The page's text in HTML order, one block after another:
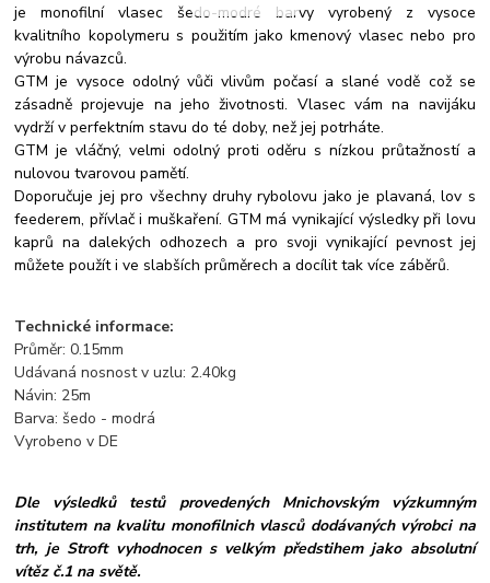
je monofilní vlasec šedo-modré barvy vyrobený z vysoce
kvalitního kopolymeru s použitím jako kmenový vlasec nebo pro
výrobu návazců.
GTM je vysoce odolný vůči vlivům počasí a slané vodě což se
zásadně projevuje na jeho životnosti. Vlasec vám na navijáku
vydrží v perfektním stavu do té doby, než jej potrháte.
GTM je vláčný, velmi odolný proti oděru s nízkou průtažností a
nulovou tvarovou pamětí.
Doporučuje jej pro všechny druhy rybolovu jako je plavaná, lov s
feederem, přívlač i muškaření. GTM má vynikající výsledky při lovu
kaprů na dalekých odhozech a pro svoji vynikající pevnost jej
můžete použít i ve slabších průměrech a docílit tak více záběrů.
Technické informace:
Průměr: 0.15mm
Udávaná nosnost v uzlu: 2.40kg
Návin: 25m
Barva: šedo - modrá
Vyrobeno v DE
Dle výsledků testů provedených Mnichovským výzkumným
institutem na kvalitu monofilnich vlasců dodávaných výrobci na
trh, je Stroft vyhodnocen s velkým předstihem jako absolutní
vítěz č.1 na světě.